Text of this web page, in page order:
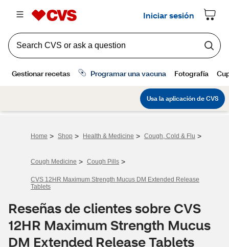
Home > Shop > Health & Medicine > Cough, Cold & Flu >
Cough Medicine > Cough Pills >
CVS 12HR Maximum Strength Mucus DM Extended Release
Tablets
Reseñas de clientes sobre CVS
12HR Maximum Strength Mucus
DM Extended Release Tablets